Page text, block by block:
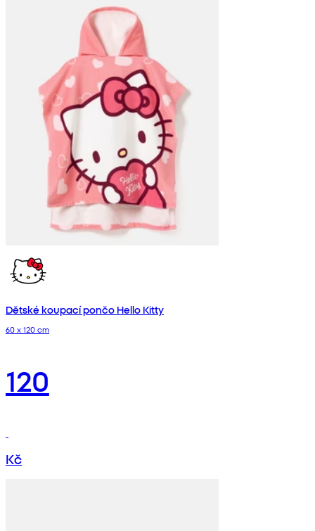
Dětské koupací pončo Hello Kitty
60 x 120 cm
120
Kč